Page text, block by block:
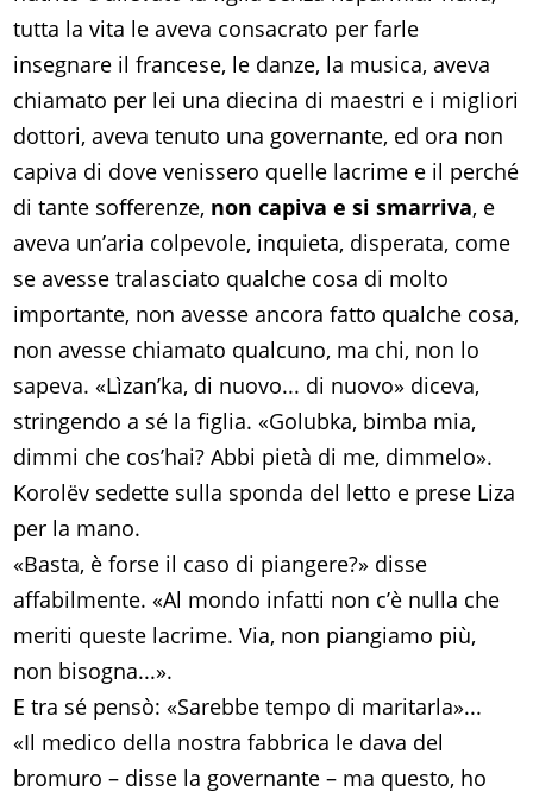
tutta la vita le aveva consacrato per farle
insegnare il francese, le danze, la musica, aveva
chiamato per lei una diecina di maestri e i migliori
dottori, aveva tenuto una governante, ed ora non
capiva di dove venissero quelle lacrime e il perché
di tante sofferenze, non capiva e si smarriva, e
aveva un’aria colpevole, inquieta, disperata, come
se avesse tralasciato qualche cosa di molto
importante, non avesse ancora fatto qualche cosa,
non avesse chiamato qualcuno, ma chi, non lo
sapeva. «Lìzan’ka, di nuovo... di nuovo» diceva,
stringendo a sé la figlia. «Golubka, bimba mia,
dimmi che cos’hai? Abbi pietà di me, dimmelo».
Korolëv sedette sulla sponda del letto e prese Liza
per la mano.
«Basta, è forse il caso di piangere?» disse
affabilmente. «Al mondo infatti non c’è nulla che
meriti queste lacrime. Via, non piangiamo più,
non bisogna...».
E tra sé pensò: «Sarebbe tempo di maritarla»...
«Il medico della nostra fabbrica le dava del
bromuro – disse la governante – ma questo, ho